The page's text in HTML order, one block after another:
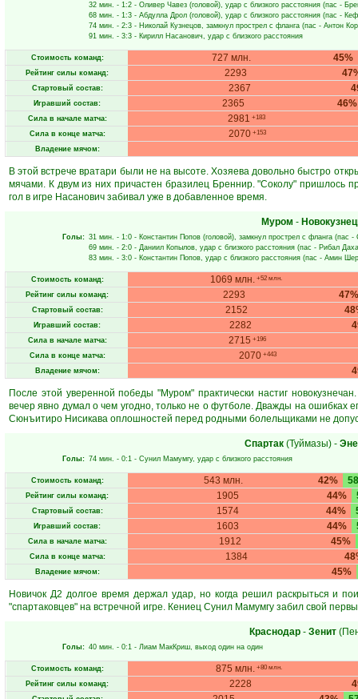
32 мин. - 1:2 - Оливер Чавез (головой), удар с близкого расстояния (пас -
68 мин. - 1:3 - Абдулла Дрол (головой), удар с близкого расстояния (пас -
74 мин. - 2:3 - Николай Кузнецов, замкнул прострел с фланга (пас - Антон
91 мин. - 3:3 - Кирилл Насанович, удар с близкого расстояния
Стоимость команд: 45%
727 млн.
Рейтинг силы команд: 2293
Стартовый состав: 2367
Игравший состав: 46%
2365
Сила в начале матча: 2981 +183
Сила в конце матча: 2070 +153
Владение мячом:
В этой встрече вратари были не на высоте. Хозяева довольно быстро
мячами. К двум из них причастен бразилец Бреннир. "Соколу" пришлось
гол в игре Насанович забивал уже в добавленное время.
Муром -
Голы: 31 мин. - 1:0 - Константин Попов (головой), замкнул прострел с фланга (пас -
69 мин. - 2:0 - Даниил Копылов, удар с близкого расстояния (пас - Рибал
83 мин. - 3:0 - Константин Попов, удар с близкого расстояния (пас - Амин
Стоимость команд: 1069 млн. +52 млн.
Рейтинг силы команд: 47%
2293
Стартовый состав: 2152
Игравший состав: 2282
Сила в начале матча: 2715 +196
Сила в конце матча: 2070 +443
Владение мячом:
После этой уверенной победы "Муром" практически настиг
вечер явно думал о чем угодно, только не о футболе. Дважды на ошибках
Сюнъитиро Нисикава оплошностей перед родными болельщиками не
Спартак(Туймазы)-
Голы: 74 мин. - 0:1 - Сунил Мамумгу, удар с близкого расстояния
Стоимость команд: 42%
543 млн.
Рейтинг силы команд: 44%
1905
Стартовый состав: 44%
1574
Игравший состав: 44%
1603
Сила в начале матча: 45%
1912
Сила в конце матча: 1384
Владение мячом:
45%
Новичок Д2 долгое время держал удар, но когда решил раскрыться и
"спартаковцев" на встречной игре. Кениец Сунил Мамумгу забил свой
Краснодар- Зенит
Голы: 40 мин. - 0:1 - Лиам МакКриш, выход один на один
Стоимость команд: 875 млн. +80 млн.
Рейтинг силы команд: 2228